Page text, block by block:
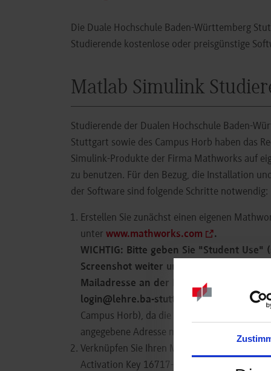
Die Duale Hochschule Baden-Württemberg
Studierende kostenlose oder preisgünstige
Matlab Simulink
Studierende der Dualen Hochschule Baden-
Stuttgart sowie des Campus Horb haben das
Simulink-Produkte der Firma Mathworks auf
zu benutzen. Für den Bezug, die Installation
der Software sind folgende Schritte notwendig:
Erstellen Sie zunächst einen eigenen
unter www.mathworks.com
.
WICHTIG: Bitte geben Sie "Student Use"
Screenshot weiter unten) und als E-Mail-
Mailadresse an der Dualen Hochschule an
login@lehre.ba-stuttgart.debzw.
Campus Horb), da die Lizenzen sonst nicht
angegebene Adresse mit Anweisungen zur
Verknüpfen Sie Ihren Mathworks-Account
Activation Key 16717-30142-64841-90164-